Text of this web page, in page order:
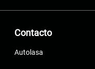
Contacto
Autolasa